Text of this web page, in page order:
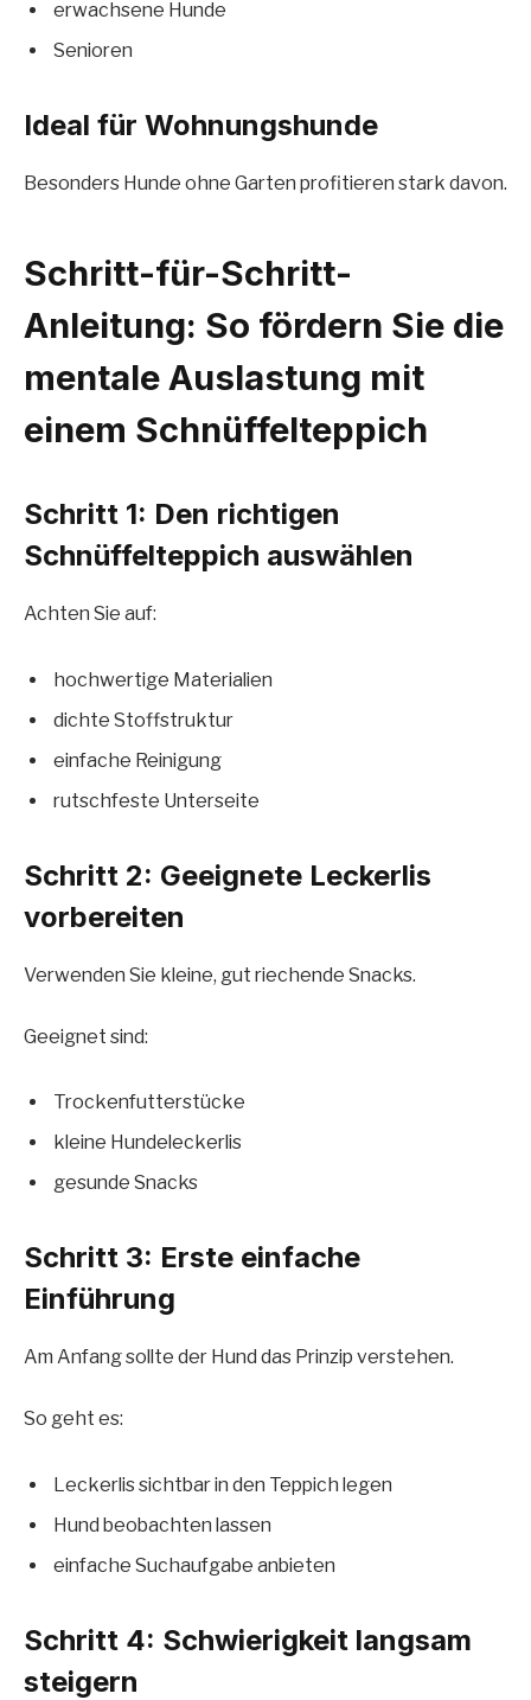
erwachsene Hunde
Senioren
Ideal für Wohnungshunde
Besonders Hunde ohne Garten profitieren stark davon.
Schritt-für-Schritt-
Anleitung: So fördern Sie die
mentale Auslastung mit
einem Schnüffelteppich
Schritt 1: Den richtigen
Schnüffelteppich auswählen
Achten Sie auf:
hochwertige Materialien
dichte Stoffstruktur
einfache Reinigung
rutschfeste Unterseite
Schritt 2: Geeignete Leckerlis
vorbereiten
Verwenden Sie kleine, gut riechende Snacks.
Geeignet sind:
Trockenfutterstücke
kleine Hundeleckerlis
gesunde Snacks
Schritt 3: Erste einfache
Einführung
Am Anfang sollte der Hund das Prinzip verstehen.
So geht es:
Leckerlis sichtbar in den Teppich legen
Hund beobachten lassen
einfache Suchaufgabe anbieten
Schritt 4: Schwierigkeit langsam
steigern